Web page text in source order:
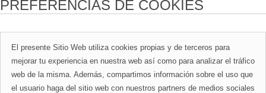
PREFERENCIAS DE COOKIES
El presente Sitio Web utiliza cookies propias y de terceros para
mejorar tu experiencia en nuestra web así como para analizar el tráfico
web de la misma. Además, compartimos información sobre el uso que
el usuario haga del sitio web con nuestros partners de medios sociales